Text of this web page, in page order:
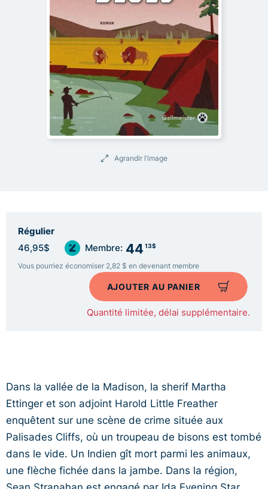
Agrandir l’image
Régulier
46,95$ Membre: 44 13$
Vous pourriez économiser 2,82 $ en devenant membre
AJOUTER AU PANIER
Quantité limitée, délai supplémentaire.
Dans la vallée de la Madison, la sherif Martha
Ettinger et son adjoint Harold Little Freather
enquêtent sur une scène de crime située aux
Palisades Cliffs, où un troupeau de bisons est tombé
dans le vide. Un Indien gît mort parmi les animaux,
une flèche fichée dans la jambe. Dans la région,